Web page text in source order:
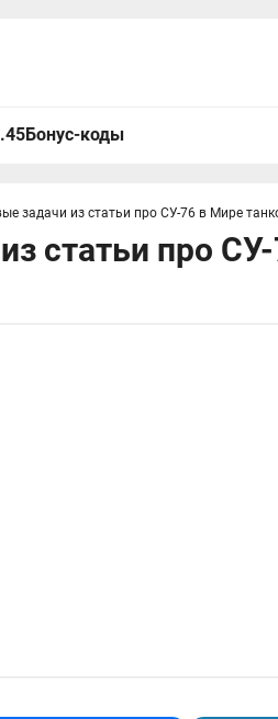
Бонус-коды
задачи из статьи про СУ-76 в Мире
статьи про